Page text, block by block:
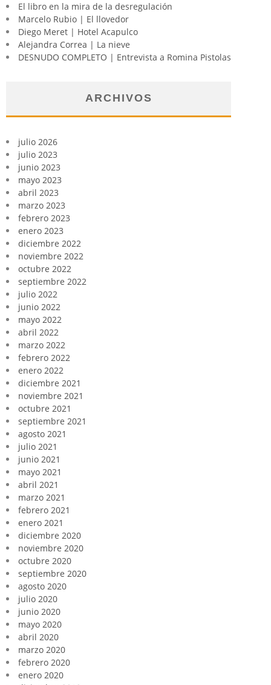
El libro en la mira de la desregulación
Marcelo Rubio | El llovedor
Diego Meret | Hotel Acapulco
Alejandra Correa | La nieve
DESNUDO COMPLETO | Entrevista a Romina Pistolas
ARCHIVOS
julio 2026
julio 2023
junio 2023
mayo 2023
abril 2023
marzo 2023
febrero 2023
enero 2023
diciembre 2022
noviembre 2022
octubre 2022
septiembre 2022
julio 2022
junio 2022
mayo 2022
abril 2022
marzo 2022
febrero 2022
enero 2022
diciembre 2021
noviembre 2021
octubre 2021
septiembre 2021
agosto 2021
julio 2021
junio 2021
mayo 2021
abril 2021
marzo 2021
febrero 2021
enero 2021
diciembre 2020
noviembre 2020
octubre 2020
septiembre 2020
agosto 2020
julio 2020
junio 2020
mayo 2020
abril 2020
marzo 2020
febrero 2020
enero 2020